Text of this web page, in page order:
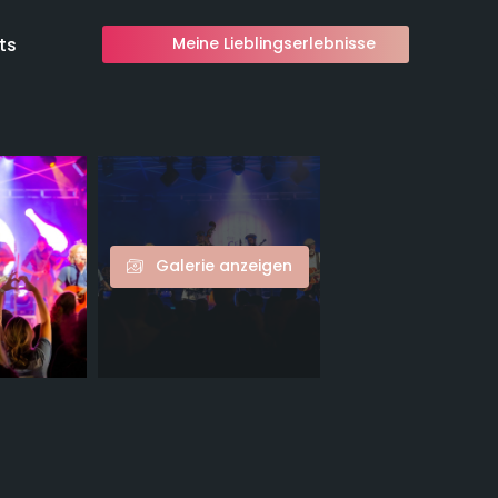
Meine Lieblingserlebnisse
Galerie anzeigen